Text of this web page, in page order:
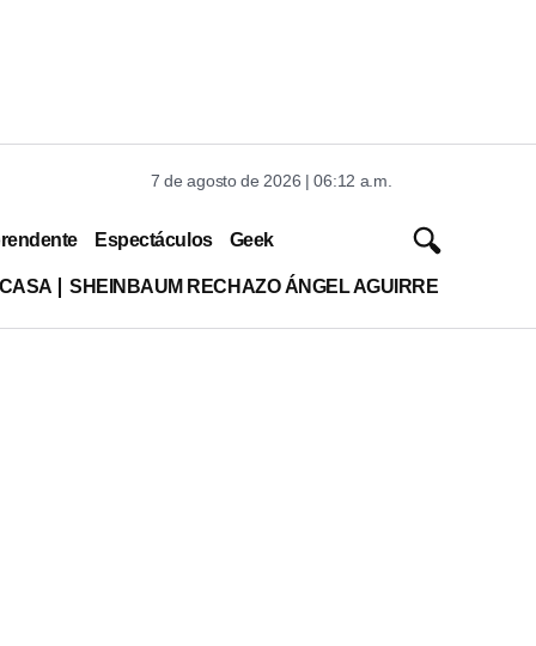
7 de agosto de 2026 | 06:12 a.m.
Espectáculos Geek
SHEINBAUM RECHAZO ÁNGEL AGUIRRE